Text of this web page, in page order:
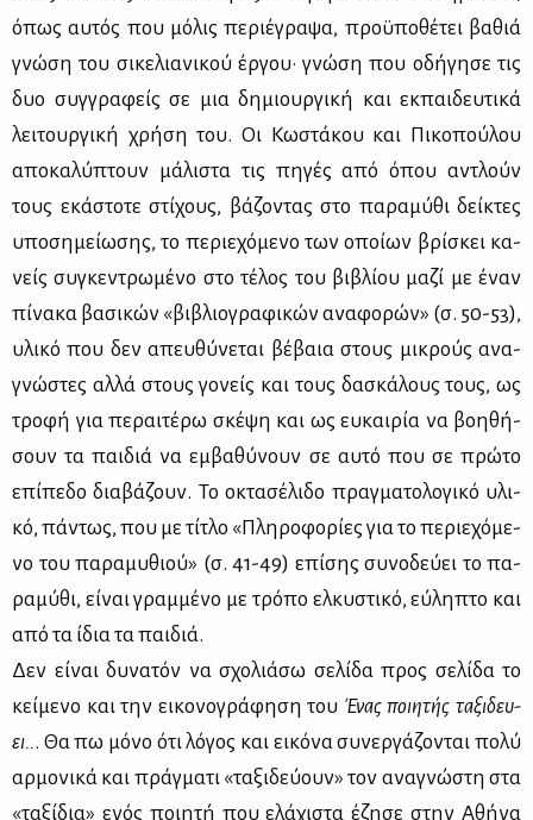
όπως αυ­τός που μό­λις πε­ριέ­γρα­ψα, προ­ϋ­πο­θέ­τει βα­θιά
γνώ­ση του σι­κε­λια­νι­κού έρ­γου· γνώ­ση που οδή­γη­σε τις
δυο συγ­γρα­φείς σε μια δη­μιουρ­γι­κή και εκ­παι­δευ­τι­κά
λει­τουρ­γι­κή χρή­ση του. Οι Κω­στά­κου και Πι­κο­πού­λου
απο­κα­λύ­πτουν μά­λι­στα τις πη­γές από όπου αντλούν
τους εκά­στο­τε στί­χους, βά­ζο­ντας στο πα­ρα­μύ­θι δεί­κτες
υπο­ση­μεί­ω­σης, το πε­ριε­χό­με­νο των οποί­ων βρί­σκει κα­
νείς συ­γκε­ντρω­μέ­νο στο τέ­λος του βι­βλί­ου μα­ζί με έναν
πί­να­κα βα­σι­κών «βι­βλιο­γρα­φι­κών ανα­φο­ρών» (σ. 50-53),
υλι­κό που δεν απευ­θύ­νε­ται βέ­βαια στους μι­κρούς ανα­
γνώ­στες αλ­λά στους γο­νείς και τους δα­σκά­λους τους, ως
τρο­φή για πε­ραι­τέ­ρω σκέ­ψη και ως ευ­και­ρία να βοη­θή­
σουν τα παι­διά να εμ­βα­θύ­νουν σε αυ­τό που σε πρώ­το
επί­πε­δο δια­βά­ζουν. Το οκτα­σέ­λι­δο πραγ­μα­το­λο­γι­κό υλι­
κό, πά­ντως, που με τί­τλο «Πλη­ρο­φο­ρί­ες για το πε­ριε­χό­με­
νο του πα­ρα­μυ­θιού» (σ. 41-49) επί­σης συ­νο­δεύ­ει το πα­
ρα­μύ­θι, εί­ναι γραμ­μέ­νο με τρό­πο ελ­κυ­στι­κό, εύ­λη­πτο και
από τα ίδια τα παι­διά.
Δεν εί­ναι δυ­να­τόν να σχο­λιά­σω σε­λί­δα προς σε­λί­δα το
κεί­με­νο και την ει­κο­νο­γρά­φη­ση του Ένας ποι­η­τής τα­ξι­δευ­
ει... Θα πω μό­νο ότι λό­γος και ει­κό­να συ­νερ­γά­ζο­νται πο­λύ
αρ­μο­νι­κά και πράγ­μα­τι «τα­ξι­δεύ­ουν» τον ανα­γνώ­στη στα
«τα­ξί­δια» ενός ποι­η­τή που ελά­χι­στα έζη­σε στην Αθή­να